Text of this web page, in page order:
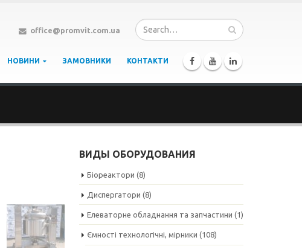
office@promvit.com.ua
НОВИНИ ЗАМОВНИКИ КОНТАКТИ
ВИДЫ ОБОРУДОВАНИЯ
Біореактори (8)
Диспергатори (8)
Елеваторне обладнання та запчастини (1)
Ємності технологічні, мірники (108)